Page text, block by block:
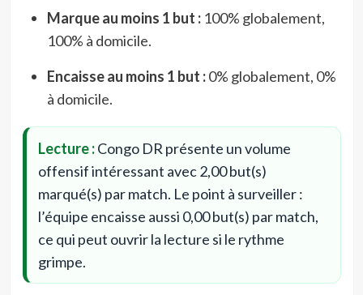
Marque au moins 1 but :100% globalement,
100% à domicile.
Encaisse au moins 1 but :0% globalement, 0%
à domicile.
Lecture :Congo DR présente un volume
offensif intéressant avec 2,00 but(s)
marqué(s) par match. Le point à surveiller :
l’équipe encaisse aussi 0,00 but(s) par match,
ce qui peut ouvrir la lecture si le rythme
grimpe.